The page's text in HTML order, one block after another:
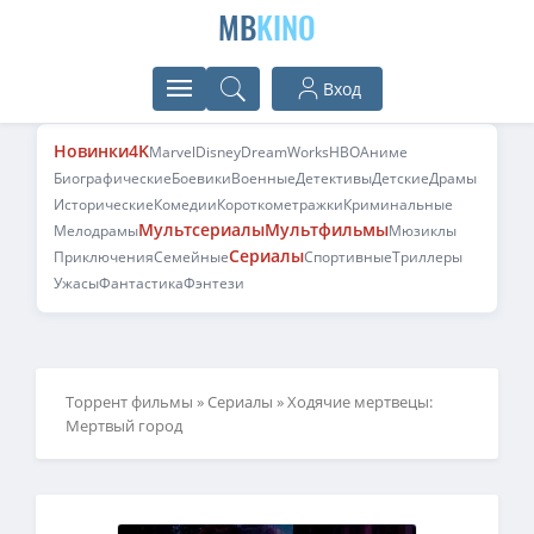
MBKINO
Вход
Новинки4KMarvelDisneyDreamWorksHBOАниме
БиографическиеБоевикиВоенныеДетективыДетскиеДрамы
ИсторическиеКомедииКороткометражкиКриминальные
МелодрамыМультсериалыМультфильмыМюзиклы
ПриключенияСемейныеСериалыСпортивныеТриллеры
УжасыФантастикаФэнтези
Торрент фильмы »Сериалы » Ходячие мертвецы:
Мертвый город